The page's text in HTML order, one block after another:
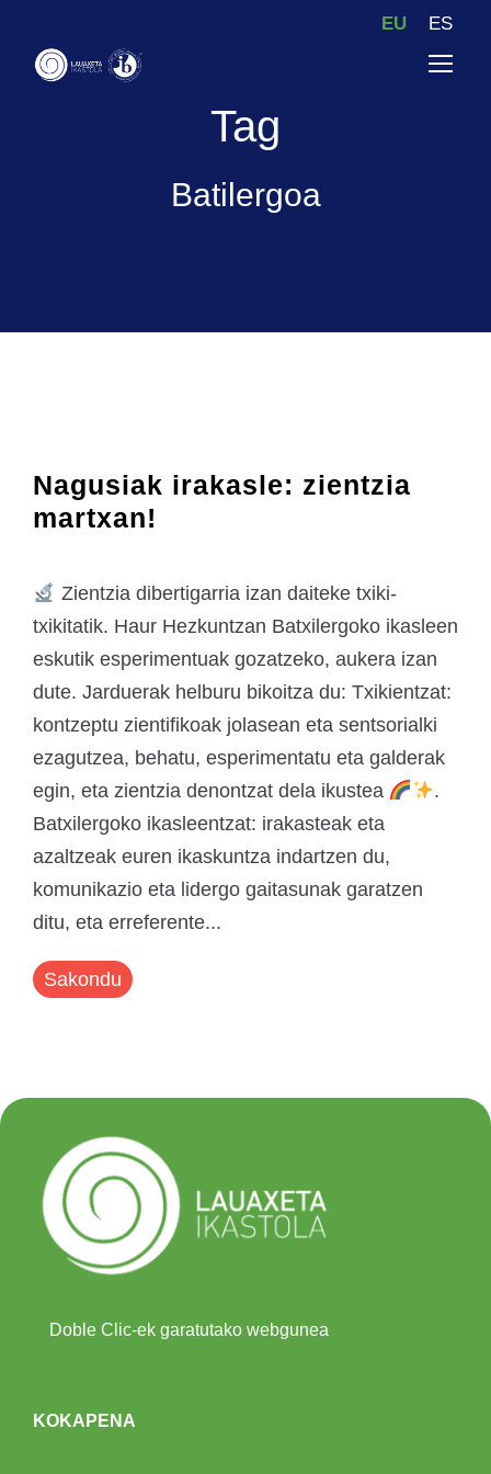
EU ES
Tag
Batilergoa
Nagusiak irakasle: zientzia
martxan!
Zientzia dibertigarria izan daiteke txiki-
txikitatik. Haur Hezkuntzan Batxilergoko ikasleen
eskutik esperimentuak gozatzeko, aukera izan
dute. Jarduerak helburu bikoitza du: Txikientzat:
kontzeptu zientifikoak jolasean eta sentsorialki
ezagutzea, behatu, esperimentatu eta galderak
egin, eta zientzia denontzat dela ikustea
.
Batxilergoko ikasleentzat: irakasteak eta
azaltzeak euren ikaskuntza indartzen du,
komunikazio eta lidergo gaitasunak garatzen
ditu, eta erreferente...
Sakondu
Doble Clic-ek garatutako webgunea
KOKAPENA